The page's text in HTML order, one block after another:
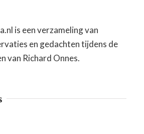
is een verzameling van
en gedachten tijdens de
van Richard Onnes.